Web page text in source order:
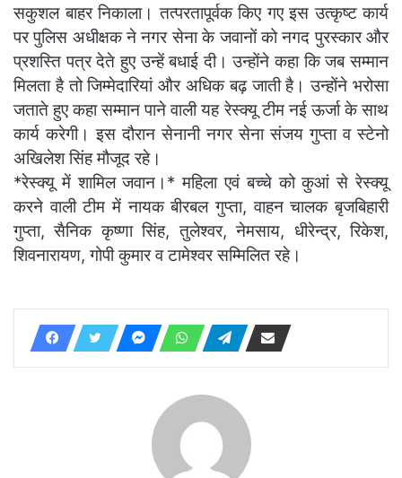
सकुशल बाहर निकाला। तत्परतापूर्वक किए गए इस उत्कृष्ट कार्य
पर पुलिस अधीक्षक ने नगर सेना के जवानों को नगद पुरस्कार और
प्रशस्ति पत्र देते हुए उन्हें बधाई दी। उन्होंने कहा कि जब सम्मान
मिलता है तो जिम्मेदारियां और अधिक बढ़ जाती है। उन्होंने भरोसा
जताते हुए कहा सम्मान पाने वाली यह रेस्क्यू टीम नई ऊर्जा के साथ
कार्य करेगी। इस दौरान सेनानी नगर सेना संजय गुप्ता व स्टेनो
अखिलेश सिंह मौजूद रहे।
*रेस्क्यू में शामिल जवान।* महिला एवं बच्चे को कुआं से रेस्क्यू
करने वाली टीम में नायक बीरबल गुप्ता, वाहन चालक बृजबिहारी
गुप्ता, सैनिक कृष्णा सिंह, तुलेश्वर, नेमसाय, धीरेन्द्र, रिकेश,
शिवनारायण, गोपी कुमार व टामेश्वर सम्मिलित रहे।